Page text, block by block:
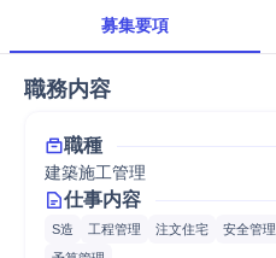
募集要項
職務内容
職種
建築施工管理
仕事内容
S造 工程管理 注文住宅 安全管理